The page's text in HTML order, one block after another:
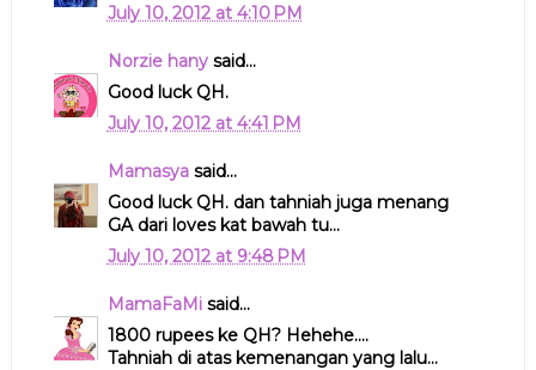
July 10, 2012 at 4:10 PM
Norzie hanysaid...
Good luck QH.
July 10, 2012 at 4:41 PM
Mamasyasaid...
Good luck QH. dan tahniah juga menang
GA dari loves kat bawah tu...
July 10, 2012 at 9:48 PM
MamaFaMisaid...
1800 rupees ke QH? Hehehe....
Tahniah di atas kemenangan yang lalu...